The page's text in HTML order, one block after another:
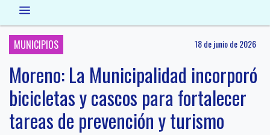
MUNICIPIOS 18 de junio de 2026
Moreno: La Municipalidad incorporó
bicicletas y cascos para fortalecer
tareas de prevención y turismo